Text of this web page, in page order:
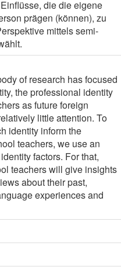
die die eigene
prägen (können), zu
mittels semi-
of research has focused
the professional identity
as future foreign
little attention. To
identity inform the
teachers, we use an
factors. For that,
teachers will give insights
about their past,
experiences and